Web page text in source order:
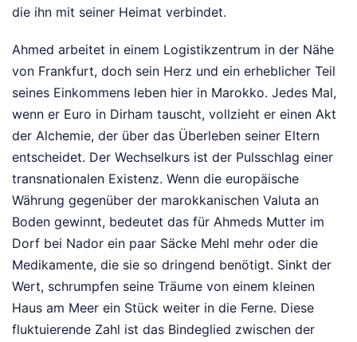
die ihn mit seiner Heimat verbindet.
Ahmed arbeitet in einem Logistikzentrum in der Nähe
von Frankfurt, doch sein Herz und ein erheblicher Teil
seines Einkommens leben hier in Marokko. Jedes Mal,
wenn er Euro in Dirham tauscht, vollzieht er einen Akt
der Alchemie, der über das Überleben seiner Eltern
entscheidet. Der Wechselkurs ist der Pulsschlag einer
transnationalen Existenz. Wenn die europäische
Währung gegenüber der marokkanischen Valuta an
Boden gewinnt, bedeutet das für Ahmeds Mutter im
Dorf bei Nador ein paar Säcke Mehl mehr oder die
Medikamente, die sie so dringend benötigt. Sinkt der
Wert, schrumpfen seine Träume von einem kleinen
Haus am Meer ein Stück weiter in die Ferne. Diese
fluktuierende Zahl ist das Bindeglied zwischen der